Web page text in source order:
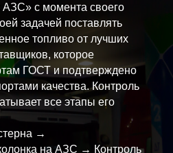
с момента своего
задачей поставлять
топливо от лучших
которое
ГОСТ и подтверждено
качества. Контроль
все этапы его
→
на АЗС → Контроль